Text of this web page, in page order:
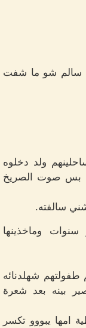
سالم شو ما شفت
ولد دخلوه
بس صوت الصريخ
سالفته.
وماخذينها
طفولتهم شهلدنائه
بينه بعد شعرة
امها يبووو تكسر